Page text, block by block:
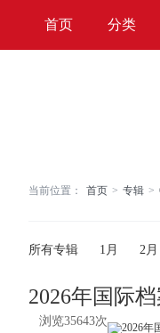
首页 分类
当前位置： 首页 > 专辑 >
所有专辑 1月 2月
2026年国际
浏览35643次